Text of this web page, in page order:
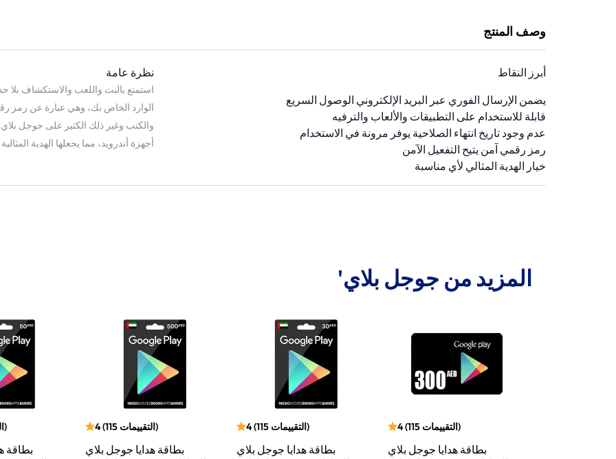
وصف المنتج
أبرز النقاط
يضمن الإرسال الفوري عبر البريد الإلكتروني الوصول السريع
قابلة للاستخدام على التطبيقات والألعاب والترفيه
عدم وجود تاريخ انتهاء الصلاحية يوفر مرونة في الاستخدام
رمز رقمي آمن يتيح التفعيل الآمن
خيار الهدية المثالي لأي مناسبة
نظرة عامة
استمتع بالبث واللعب والاستكشاف بلا
الوارد الخاص بك، وهي عبارة عن رمز
والكتب وغير ذلك الكثير على جوجل
أجهزة أندرويد، مما يجعلها الهدية
المزيد من جوجل بلاي'
)
بطاقة
4(115 التقييمات)
بطاقة هدايا جوجل بلاي
4(115 التقييمات)
بطاقة هدايا جوجل بلاي
4(115 التقييمات)
بطاقة هدايا جوجل بلاي